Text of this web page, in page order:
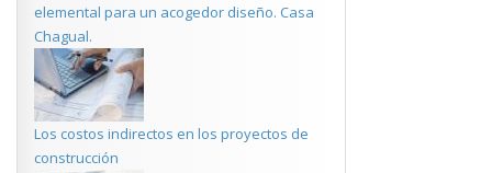
elemental para un acogedor diseño. Casa
Chagual.
Los costos indirectos en los proyectos de
construcción